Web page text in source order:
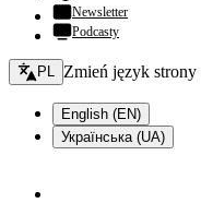
Newsletter
Podcasty
Zmień język - bieżący:
PL Zmień język strony
English (EN)
Українська (UA)